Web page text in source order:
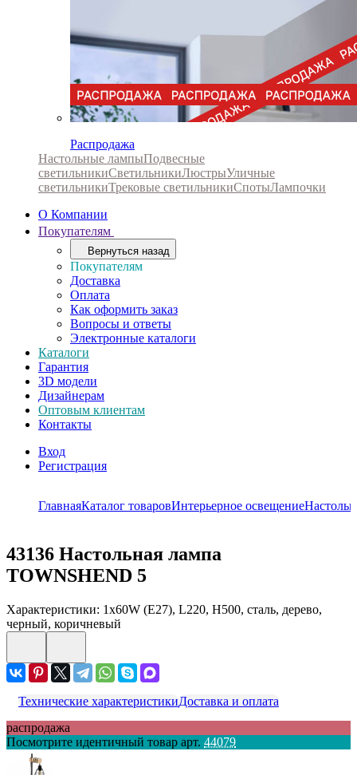
Распродажа
Настольные лампыПодвесные
светильникиСветильникиЛюстрыУличные
светильникиТрековые светильникиСпотыЛампочки
О Компании
Покупателям
Вернуться назад
Покупателям
Доставка
Оплата
Как оформить заказ
Вопросы и ответы
Электронные каталоги
Каталоги
Гарантия
3D модели
Дизайнерам
Оптовым клиентам
Контакты
Вход
Регистрация
ГлавнаяКаталог товаровИнтерьерное освещение
43136 Настольная лампа
TOWNSHEND 5
Характеристики: 1х60W (E27), L220, H500, сталь, дерево,
черный, коричневый
Технические характеристикиДоставка и оплата
распродажа
Посмотрите идентичный товар арт. 44079